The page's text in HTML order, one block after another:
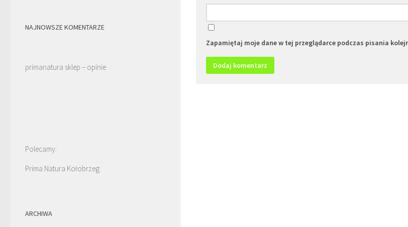
Zapamiętaj moje dane w tej przeglądarce podczas pisania
NAJNOWSZE KOMENTARZE
primanatura sklep – opinie
Polecamy:
Prima Natura Kołobrzeg
ARCHIWA